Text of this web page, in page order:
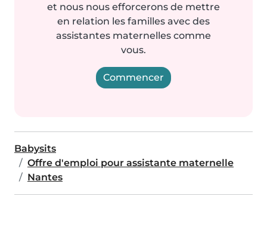
et nous nous efforcerons de mettre
en relation les familles avec des
assistantes maternelles comme
vous.
Commencer
Babysits
Offre d'emploi pour assistante maternelle
Nantes